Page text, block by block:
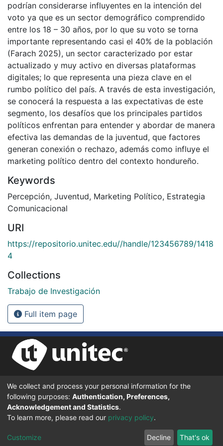
podrían considerarse influyentes en la intención del
voto ya que es un sector demográfico comprendido
entre los 18 – 30 años, por lo que su voto se torna
importante representando casi el 40% de la población
(Farach 2025), un sector caracterizado por estar
actualizado y muy activo en diversas plataformas
digitales; lo que representa una pieza clave en el
rumbo político del país. A través de esta investigación,
se conocerá la respuesta a las expectativas de este
segmento, los desafíos que los principales partidos
políticos enfrentan para entender y abordar de manera
efectiva las demandas de la juventud, que factores
generan conexión o rechazo, además como influye el
marketing político dentro del contexto hondureño.
Keywords
Percepción, Juventud, Marketing Político, Estrategia
Comunicacional
URI
https://repositorio.unitec.edu//handle/123456789/1418
4
Collections
Trabajo de Investigación
Full item page
UNIVERSIDAD TECNOLÓGICA CENTROAMERICANA UNITEC
BOULEVARD KENNEDY, V-782, FRENTE A RESIDENCIAL HONDURAS.
TEGUCIGALPA, FRANCISCO MORAZÁN, 11101
© 2024 Todos los Derechos Reservados.
Desarrollado en DSpace - Versión 7.6 por |IGNITE
We collect and process your personal information for the
following purposes: Authentication, Preferences,
Acknowledgement and Statistics.
To learn more, please read our privacy policy.
Customize Decline That's ok